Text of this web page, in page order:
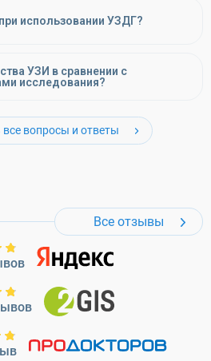
использовании УЗДГ?
УЗИ в сравнении с
исследования?
все вопросы и ответы
Все отзывы